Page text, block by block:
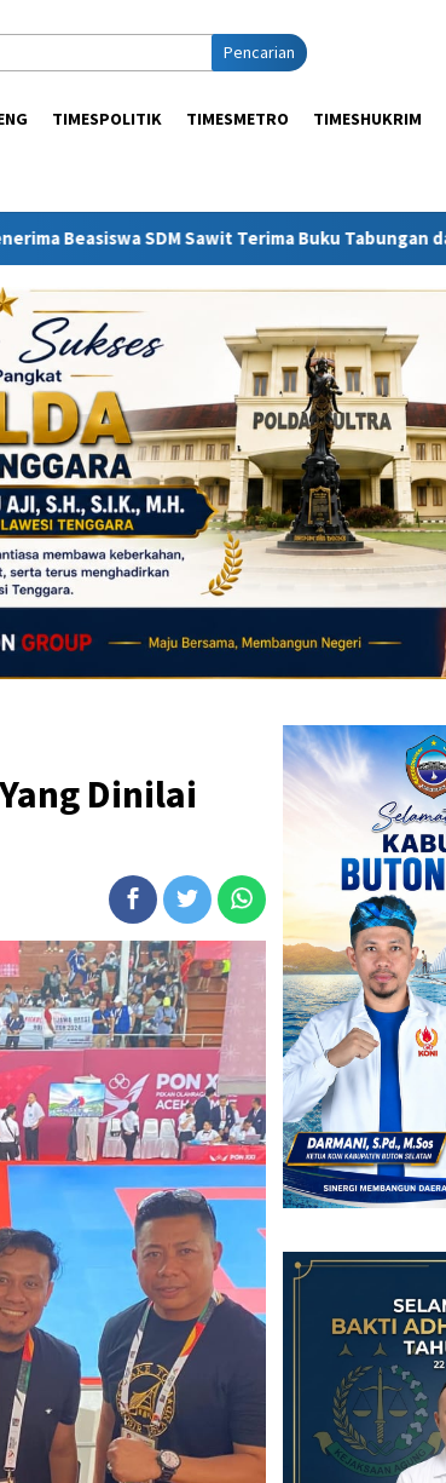
Pencarian
TIMESPOLITIK TIMESMETRO TIMESHUKRIM
Buku Tabungan dan Polis Asuransi dari BSI
Dinilai